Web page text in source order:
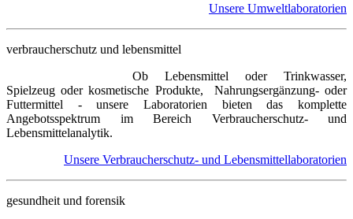
Unsere Umweltlaboratorien
verbraucherschutz und lebensmittel
Ob Lebensmittel oder Trinkwasser,
Spielzeug oder kosmetische Produkte, Nahrungsergänzung- oder
Futtermittel - unsere Laboratorien bieten das komplette
Angebotsspektrum im Bereich Verbraucherschutz- und
Lebensmittelanalytik.
Unsere Verbraucherschutz- und Lebensmittellaboratorien
gesundheit und forensik